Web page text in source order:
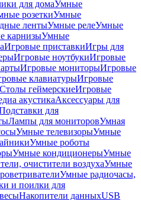
для домаУмные
розеткиУмные
лентыУмные релеУмные
карнизыУмные
Игровые приставкиИгры для
Игровые ноутбукиИгровые
Игровые мониторыИгровые
клавиатурыИгровые
Столы геймерскиеИгровые
акустикаАксессуары для
для
Лампы для мониторовУмная
Умные телевизорыУмные
Умные роботы
Умные кондиционерыУмные
очистители воздухаУмные
Умные радиочасы,
и поилки для
Накопители данныхUSB